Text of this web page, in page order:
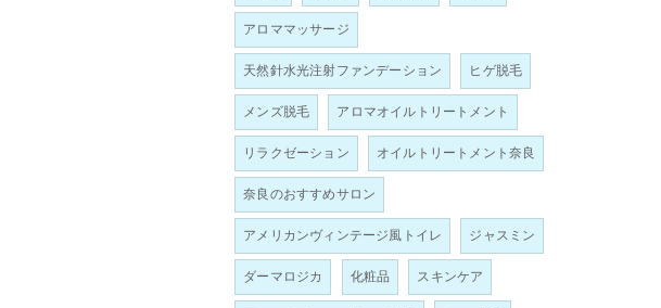
アロママッサージ
天然針水光注射ファンデーション ヒゲ脱毛
メンズ脱毛 アロマオイルトリートメント
リラクゼーション オイルトリートメント奈良
奈良のおすすめサロン
アメリカンヴィンテージ風トイレ ジャスミン
ダーマロジカ 化粧品 スキンケア